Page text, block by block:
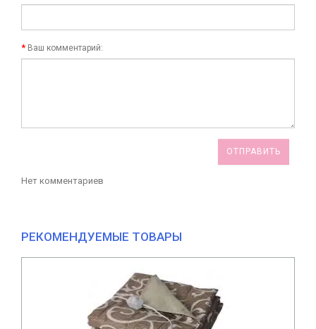
Ваш комментарий:
ОТПРАВИТЬ
Нет комментариев
РЕКОМЕНДУЕМЫЕ ТОВАРЫ